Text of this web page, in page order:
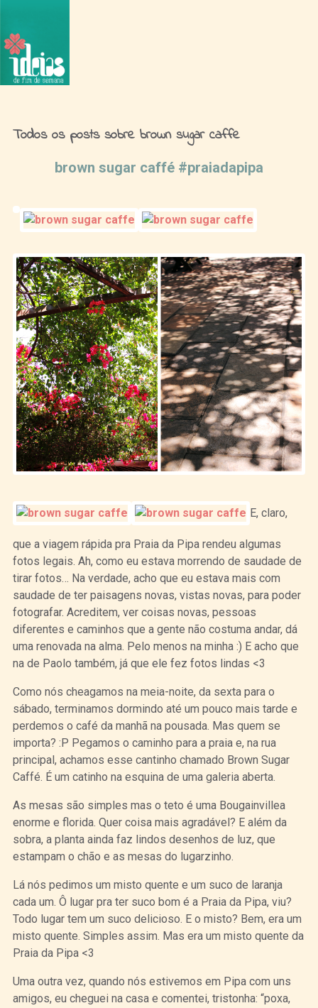
Todos os posts sobre brown sugar caffe
brown sugar caffé #praiadapipa
E, claro,
que a viagem rápida pra Praia da Pipa rendeu algumas
fotos legais. Ah, como eu estava morrendo de saudade de
tirar fotos… Na verdade, acho que eu estava mais com
saudade de ter paisagens novas, vistas novas, para poder
fotografar. Acreditem, ver coisas novas, pessoas
diferentes e caminhos que a gente não costuma andar, dá
uma renovada na alma. Pelo menos na minha :) E acho que
na de Paolo também, já que ele fez fotos lindas <3
Como nós cheagamos na meia-noite, da sexta para o
sábado, terminamos dormindo até um pouco mais tarde e
perdemos o café da manhã na pousada. Mas quem se
importa? :P Pegamos o caminho para a praia e, na rua
principal, achamos esse cantinho chamado Brown Sugar
Caffé. É um catinho na esquina de uma galeria aberta.
As mesas são simples mas o teto é uma Bougainvillea
enorme e florida. Quer coisa mais agradável? E além da
sobra, a planta ainda faz lindos desenhos de luz, que
estampam o chão e as mesas do lugarzinho.
Lá nós pedimos um misto quente e um suco de laranja
cada um. Ô lugar pra ter suco bom é a Praia da Pipa, viu?
Todo lugar tem um suco delicioso. E o misto? Bem, era um
misto quente. Simples assim. Mas era um misto quente da
Praia da Pipa <3
Uma outra vez, quando nós estivemos em Pipa com uns
amigos, eu cheguei na casa e comentei, tristonha: “poxa,